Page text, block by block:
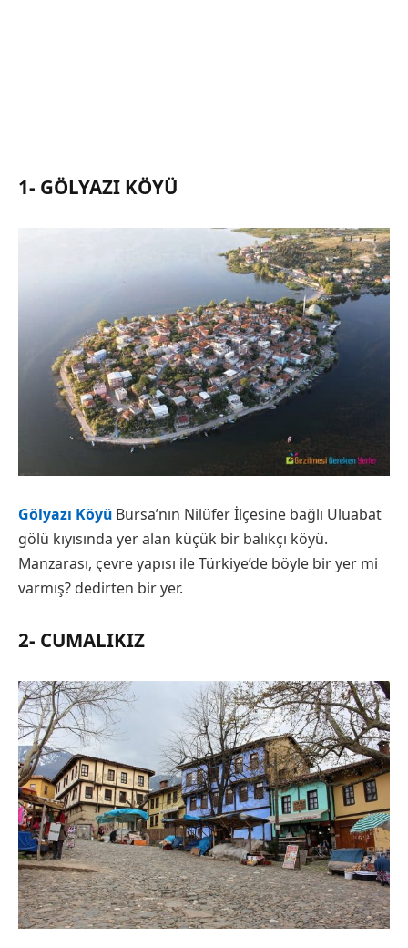
1- GÖLYAZI KÖYÜ
Gölyazı Köyü Bursa’nın Nilüfer İlçesine bağlı Uluabat
gölü kıyısında yer alan küçük bir balıkçı köyü.
Manzarası, çevre yapısı ile Türkiye’de böyle bir yer mi
varmış? dedirten bir yer.
2- CUMALIKIZ